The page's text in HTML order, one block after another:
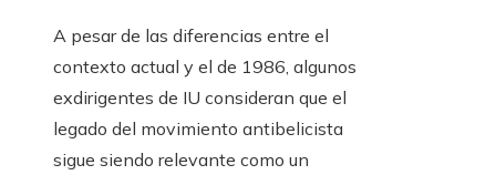
A pesar de las diferencias entre el
contexto actual y el de 1986, algunos
exdirigentes de IU consideran que el
legado del movimiento antibelicista
sigue siendo relevante como un